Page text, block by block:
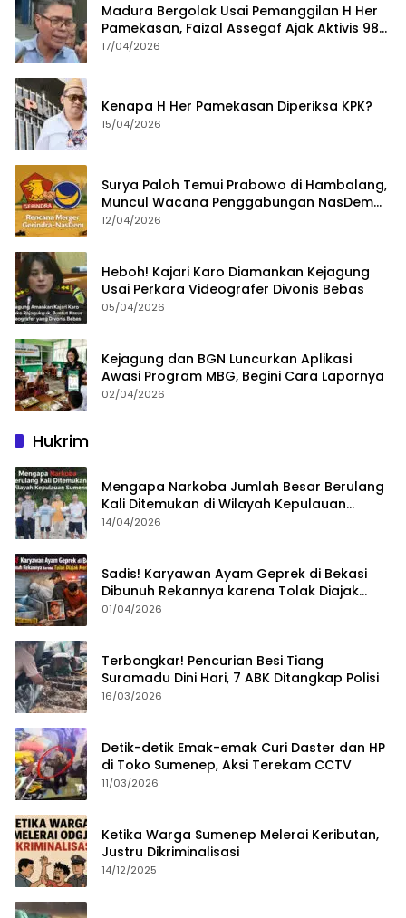
Madura Bergolak Usai Pemanggilan H Her
Pamekasan, Faizal Assegaf Ajak Aktivis 98
Bongkar Permainan KPK
17/04/2026
Kenapa H Her Pamekasan Diperiksa KPK?
15/04/2026
Surya Paloh Temui Prabowo di Hambalang,
Muncul Wacana Penggabungan NasDem
dan Gerindra
12/04/2026
Heboh! Kajari Karo Diamankan Kejagung
Usai Perkara Videografer Divonis Bebas
05/04/2026
Kejagung dan BGN Luncurkan Aplikasi
Awasi Program MBG, Begini Cara Lapornya
02/04/2026
Hukrim
Mengapa Narkoba Jumlah Besar Berulang
Kali Ditemukan di Wilayah Kepulauan
Sumenep?
14/04/2026
Sadis! Karyawan Ayam Geprek di Bekasi
Dibunuh Rekannya karena Tolak Diajak
Merampok Majikan
01/04/2026
Terbongkar! Pencurian Besi Tiang
Suramadu Dini Hari, 7 ABK Ditangkap Polisi
16/03/2026
Detik-detik Emak-emak Curi Daster dan HP
di Toko Sumenep, Aksi Terekam CCTV
11/03/2026
Ketika Warga Sumenep Melerai Keributan,
Justru Dikriminalisasi
14/12/2025